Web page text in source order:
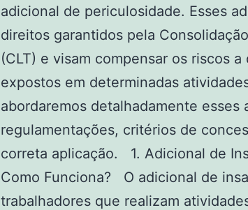
adicional de periculosidade. Esses
direitos garantidos pela
(CLT) e visam compensar os riscos
expostos em determinadas
abordaremos detalhadamente esses
regulamentações, critérios de
correta aplicação. 1. Adicional de
Como Funciona? O adicional de
trabalhadores que realizam